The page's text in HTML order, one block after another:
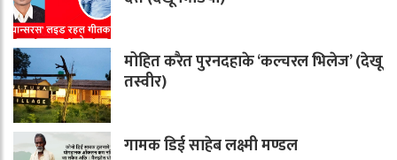
मोहित करैत पुरनदहाके ‘कल्चरल भिलेज’ (देखू
तस्वीर)
गामक डिई साहेब लक्ष्मी मण्डल